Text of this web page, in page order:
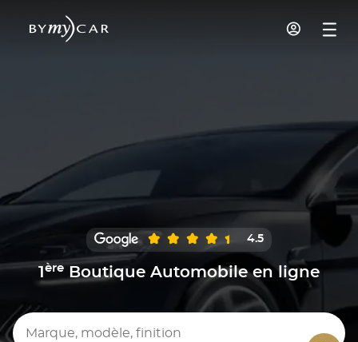
4.5
1 ère Boutique Automobile en ligne
Marque, modèle, finition